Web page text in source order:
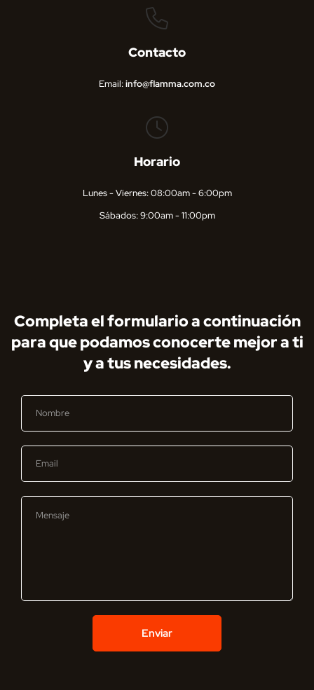
Contacto
Email:info@flamma.com.co
Horario
Lunes - Viernes: 08:00am - 6:00pm
Sábados: 9:00am - 11:00pm
Completa el formulario a continuación
para que podamos conocerte mejor a ti
y a tus necesidades.